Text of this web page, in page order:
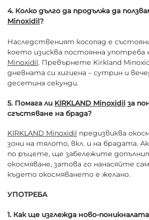
4. Колко дълго да продължа да
Minoxidil?
Наследственият косопад е
което изисква постоянна употреба
Minoxidil. Превърнете Kirkland
дневната си хигиена – сутрин и
десетина секунди.
5. Помага ли KIRKLAND Minoxidil за
сгъстяване на брада?
KIRKLAND Minoxidil предизвиква
зони на тялото, вкл. и на брадата.
по ръцете, ще забележите
окосмяване, затова го нанасяйте
където окосмяването е желано.
УПОТРЕБА
1. Как ще изглежда ново-поникналата